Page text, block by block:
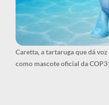
Caretta, a tartaruga que dá
como mascote oficial da